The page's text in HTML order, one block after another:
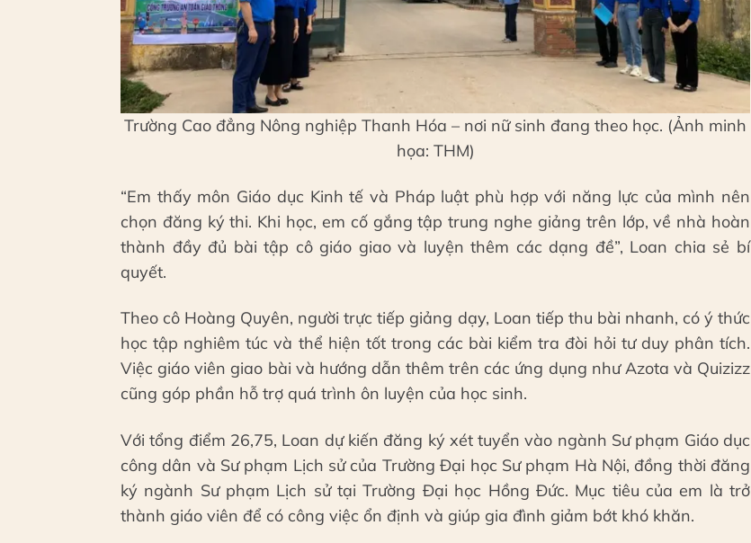
Trường Cao đẳng Nông nghiệp Thanh Hóa – nơi nữ sinh đang theo học. (Ảnh minh
họa: THM)
“Em thấy môn Giáo dục Kinh tế và Pháp luật phù hợp với năng lực của mình nên
chọn đăng ký thi. Khi học, em cố gắng tập trung nghe giảng trên lớp, về nhà hoàn
thành đầy đủ bài tập cô giáo giao và luyện thêm các dạng đề”, Loan chia sẻ bí
quyết.
Theo cô Hoàng Quyên, người trực tiếp giảng dạy, Loan tiếp thu bài nhanh, có ý thức
học tập nghiêm túc và thể hiện tốt trong các bài kiểm tra đòi hỏi tư duy phân tích.
Việc giáo viên giao bài và hướng dẫn thêm trên các ứng dụng như Azota và Quizizz
cũng góp phần hỗ trợ quá trình ôn luyện của học sinh.
Với tổng điểm 26,75, Loan dự kiến đăng ký xét tuyển vào ngành Sư phạm Giáo dục
công dân và Sư phạm Lịch sử của Trường Đại học Sư phạm Hà Nội, đồng thời đăng
ký ngành Sư phạm Lịch sử tại Trường Đại học Hồng Đức. Mục tiêu của em là trở
thành giáo viên để có công việc ổn định và giúp gia đình giảm bớt khó khăn.